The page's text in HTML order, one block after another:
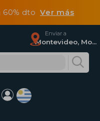
60% dtoVer más
Enviar a
Montevideo, Montevideo